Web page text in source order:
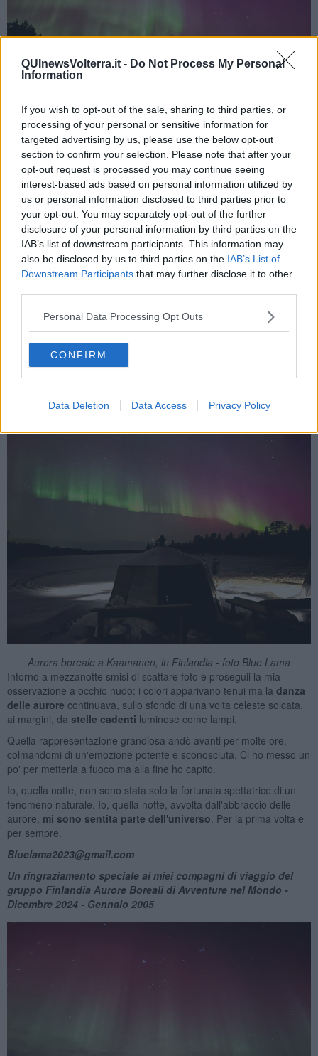
QUInewsVolterra.it - Do Not Process My Personal
Information
If you wish to opt-out of the sale, sharing to third parties, or
processing of your personal or sensitive information for
targeted advertising by us, please use the below opt-out
section to confirm your selection. Please note that after your
opt-out request is processed you may continue seeing
interest-based ads based on personal information utilized by
us or personal information disclosed to third parties prior to
your opt-out. You may separately opt-out of the further
disclosure of your personal information by third parties on the
IAB’s list of downstream participants. This information may
also be disclosed by us to third parties on the IAB’s List of
Downstream Participants that may further disclose it to other
Personal Data Processing Opt Outs
CONFIRM
Data Deletion Data Access Privacy Policy
Aurora boreale a Kaamanen, in Finlandia - foto Blue Lama
Aurora boreale a Kaamanen, in Finlandia - foto Blue Lama
Aurora boreale a Kaamanen, in Finlandia - foto Blue Lama
Intorno a mezzanotte smisi di scattare foto e proseguii la mia
osservazione a occhio nudo: i colori apparivano tenui ma la danza
delle aurore continuava, sullo sfondo di una volta celeste solcata,
ai margini, da stelle cadenti luminose come lampi.
Quella rappresentazione grandiosa andò avanti per molte ore,
colmandomi di un'emozione potente e sconosciuta. Ci ho messo un
po' per metterla a fuoco ma alla fine ho capito.
Io, quella notte, non sono stata solo la fortunata spettatrice di un
fenomeno naturale. Io, quella notte, avvolta dall'abbraccio delle
aurore, mi sono sentita parte dell'universo. Per la prima volta e
per sempre.
Bluelama2023@gmail.com
Un ringraziamento speciale ai miei compagni di viaggio del
gruppo Finlandia Aurore Boreali di Avventure nel Mondo -
Dicembre 2024 - Gennaio 2005